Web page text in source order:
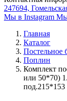
247694,
Мы в Instagram Мы
Главная
Каталог
Постельное
Поплин
Комплект
или 50*70)
под.215*153